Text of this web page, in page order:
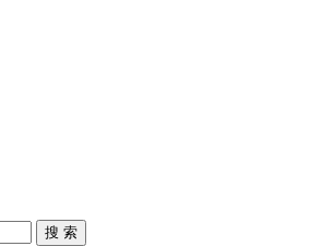
搜 索